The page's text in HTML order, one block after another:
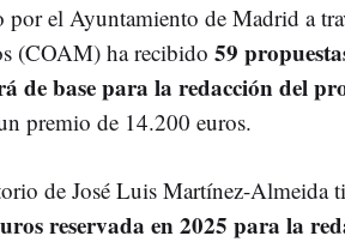
por el Ayuntamiento de Madrid a
(COAM) ha recibido 59
de base para la redacción del
premio de 14.200 euros.
de José Luis Martínez-Almeida
reservada en 2025 para la